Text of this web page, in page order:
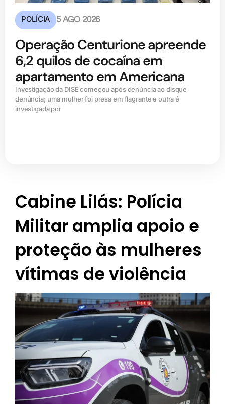
POLÍCIA 5 AGO 2026
Operação Centurione apreende
6,2 quilos de cocaína em
apartamento em Americana
Investigação da DISE começou após denúncia ao disque
denúncia; uma mulher foi presa em flagrante e outra é
investigada por
Cabine Lilás: Polícia
Militar amplia apoio e
proteção às mulheres
vítimas de violência